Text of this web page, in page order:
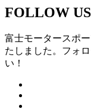
FOLLOW US
富士モータースポ
たしました。フォ
い！